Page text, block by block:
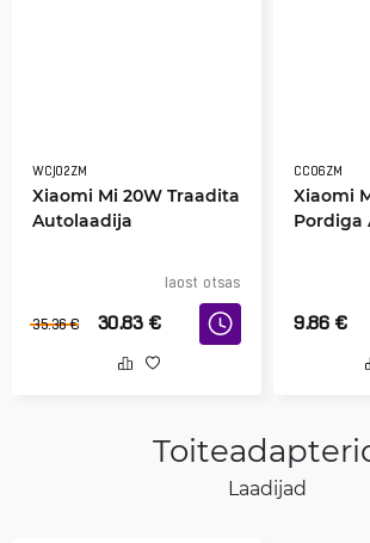
WCJ02ZM
Xiaomi Mi 20W Traadita
Autolaadija
laost otsas
35.36 € 30.83 €
CC06ZM
Xiaomi
Pordiga
9.86 €
Laadijad